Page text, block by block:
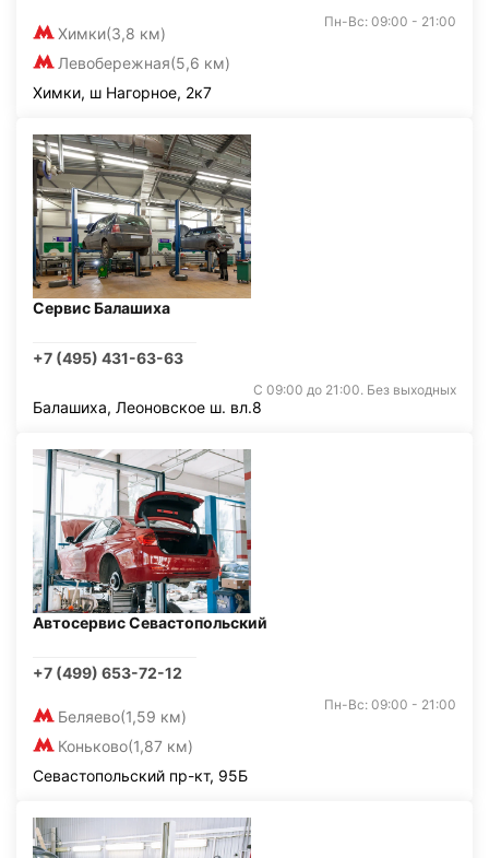
Химки(3,8 км)
Левобережная(5,6 км)
Пн-Вс: 09:00 - 21:00
Химки, ш Нагорное, 2к7
Сервис Балашиха
+7 (495) 431-63-63
С 09:00 до 21:00. Без выходных
Балашиха, Леоновское ш. вл.8
Автосервис Севастопольский
+7 (499) 653-72-12
Беляево(1,59 км)
Коньково(1,87 км)
Пн-Вс: 09:00 - 21:00
Севастопольский пр-кт, 95Б